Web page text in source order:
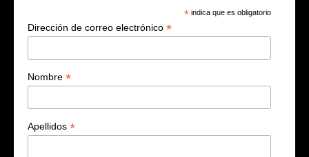
* indica que es obligatorio
Dirección de correo electrónico *
Nombre *
Apellidos *